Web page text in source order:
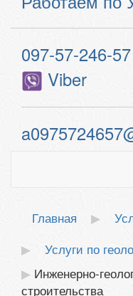
097-57-246-57
Viber
Главная
Услуги по
Инженерно-
строительства